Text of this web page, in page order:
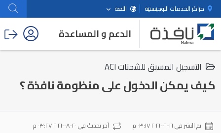
مراكز الخدمات اللوجيستية اللغة
الدعم و المساعدة
التسجيل المسبق للشحنات ACI
كيف يمكن الدخول على منظومة نافذة ؟
تم النشر في١٦-٠٦-٢٠٢١ ٠٣:١٧ م أخر تحديث في٢٠-٠٨-٢٠٢١ ٠٣:٢٧ م